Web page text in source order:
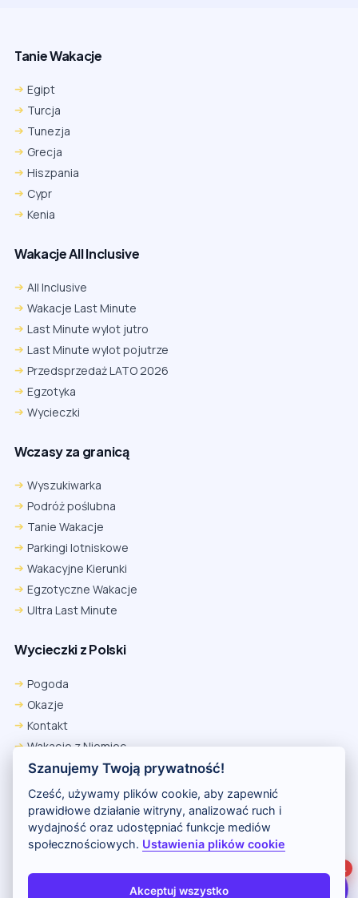
Tanie Wakacje
Egipt
Turcja
Tunezja
Grecja
Hiszpania
Cypr
Kenia
Wakacje All Inclusive
All Inclusive
Wakacje Last Minute
Last Minute wylot jutro
Last Minute wylot pojutrze
Przedsprzedaż LATO 2026
Egzotyka
Wycieczki
Wczasy za granicą
Wyszukiwarka
Podróż poślubna
Tanie Wakacje
Parkingi lotniskowe
Wakacyjne Kierunki
Egzotyczne Wakacje
Ultra Last Minute
Wycieczki z Polski
Pogoda
Okazje
Kontakt
Wakacje z Niemiec
Polityka Prywatności
Wakacje w Egipcie
Rankingi hoteli
Kontakt i reklama
Polityka prywatności
1
Firefox
Ustawienia → Prywatność i bezpieczeństwo → Pliki cookie innych
firm → ustaw „Zezwalaj”.
Na czas rezerwacji nie blokuj cookies i śledzenia dla tej witryny.
Szanujemy Twoją prywatność!
Cześć, używamy plików cookie, aby zapewnić
prawidłowe działanie witryny, analizować ruch i
wydajność oraz udostępniać funkcje mediów
społecznościowych. Ustawienia plików cookie
Akceptuj wszystko